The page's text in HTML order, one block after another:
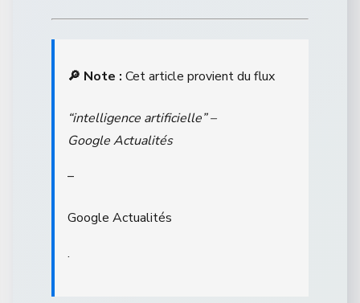
🔎 Note : Cet article provient du flux
“intelligence artificielle” –
Google Actualités
–
Google Actualités
.